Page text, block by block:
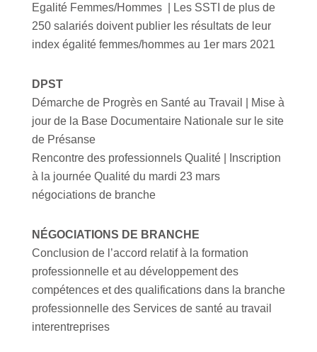
Egalité Femmes/Hommes | Les SSTI de plus de
250 salariés doivent publier les résultats de leur
index égalité femmes/hommes au 1er mars 2021
DPST
Démarche de Progrès en Santé au Travail | Mise à
jour de la Base Documentaire Nationale sur le site
de Présanse
Rencontre des professionnels Qualité | Inscription
à la journée Qualité du mardi 23 mars
négociations de branche
NÉGOCIATIONS DE BRANCHE
Conclusion de l’accord relatif à la formation
professionnelle et au développement des
compétences et des qualifications dans la branche
professionnelle des Services de santé au travail
interentreprises